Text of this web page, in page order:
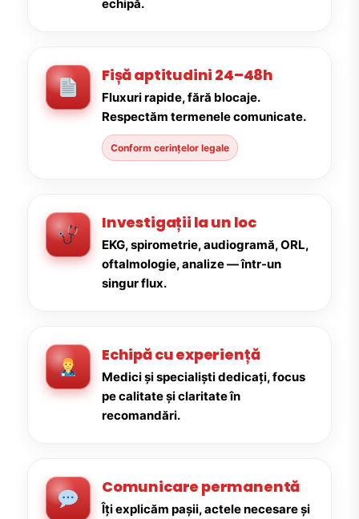
echipă.
Fișă aptitudini 24–48h
Fluxuri rapide, fără blocaje.
Respectăm termenele comunicate.
Conform cerințelor legale
Investigații la un loc
EKG, spirometrie, audiogramă, ORL,
oftalmologie, analize — într-un
singur flux.
Echipă cu experiență
Medici și specialiști dedicați, focus
pe calitate și claritate în
recomandări.
Comunicare permanentă
Îți explicăm pașii, actele necesare și